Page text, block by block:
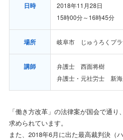
日時
2018年11月28日
15時00分～16時45分
場所 岐阜市 じゅうろくプ
講師
弁護士 西面将樹
弁護士・元社労士 新
「働き方改革」の法律案が国会で通
求められています。
また、2018年6月に出た最高裁判決（